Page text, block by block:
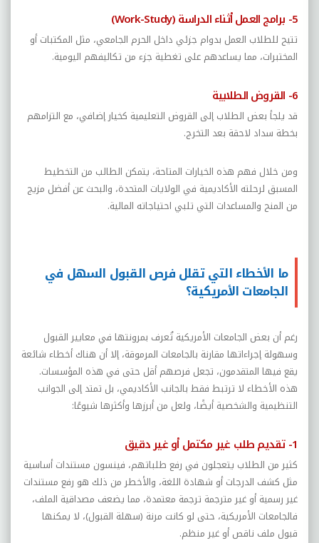
5- برامج العمل أثناء الدراسة ( Work-Study
)
تتيح للطلاب العمل بدوام جزئي داخل الحرم الجامعي، مثل المكتبات أو
المختبرات، مما يساعدهم على تغطية جزء من تكاليفهم اليومية.
6- القروض الطلابية
قد يلجأ بعض الطلاب إلى القروض التعليمية كخيار إضافي، مع التزامهم
بخطة سداد لاحقة بعد التخرج.
ومن خلال فهم هذه الخيارات المتاحة، يتمكن الطالب من التخطيط
المسبق لرحلته الأكاديمية في الولايات المتحدة، والبحث عن أفضل مزيج
من المنح والمساعدات التي تلبي احتياجاته المالية.
ما الأخطاء التي تقلل فرص القبول السهل في
الجامعات الأمريكية؟
رغم أن بعض الجامعات الأمريكية تُعرف بمرونتها في معايير القبول
وسهولة إجراءاتها مقارنة بالجامعات المرموقة، إلا أن هناك أخطاء شائعة
يقع فيها المتقدمون، تجعل فرصهم أقل حتى في هذه المؤسسات.
هذه الأخطاء لا ترتبط فقط بالجانب الأكاديمي، بل تمتد إلى الجوانب
التنظيمية والشخصية أيضًا، ولعل من أبرزها وأكثرها شيوعًا:
1- تقديم طلب غير مكتمل أو غير دقيق
كثير من الطلاب يتعجلون في رفع طلباتهم، فينسون مستندات أساسية
مثل كشف الدرجات أو شهادة اللغة، والأخطر من ذلك هو رفع مستندات
غير رسمية أو غير مترجمة ترجمة معتمدة، مما يضعف مصداقية الملف،
فالجامعات الأمريكية، حتى لو كانت مرنة (سهلة القبول)، لا يمكنها
قبول ملف ناقص أو غير منظم.